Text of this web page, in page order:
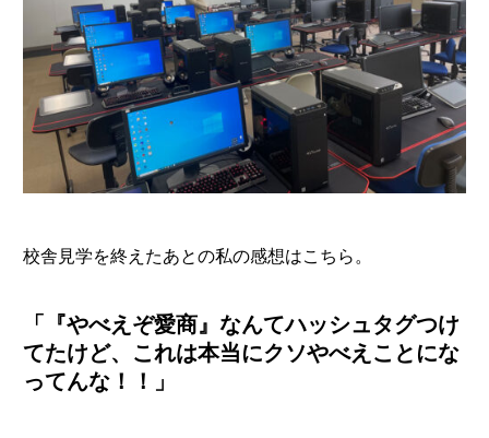
校舎見学を終えたあとの私の感想はこちら。
「『やべえぞ愛商』なんてハッシュタグつけ
てたけど、これは本当にクソやべえことにな
ってんな！！」